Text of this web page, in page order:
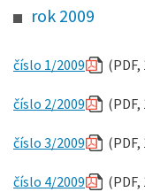
rok 2009
číslo 1/2009 (PDF,
číslo 2/2009 (PDF,
číslo 3/2009 (PDF,
číslo 4/2009 (PDF,